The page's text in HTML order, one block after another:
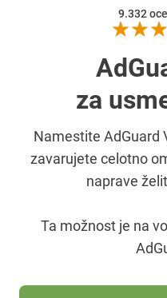
9.332
za
Namestite AdGuard
zavarujete celotno
naprave
Ta možnost je na